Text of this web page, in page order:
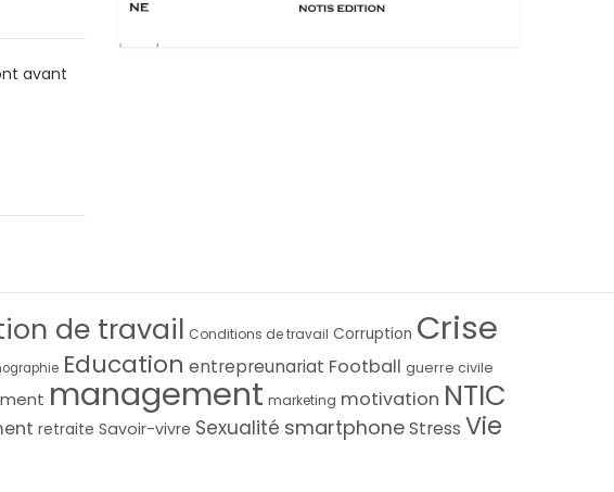
avant
de travail Conditions de travail Corruption Crise
Education entrepreunariat Football guerre civile
management marketing motivation NTIC
retraite Savoir-vivre Sexualité smartphoneStress Vie